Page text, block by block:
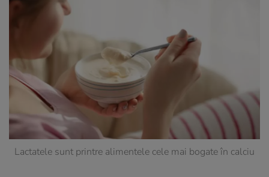
Lactatele sunt printre alimentele cele mai bogate în calciu